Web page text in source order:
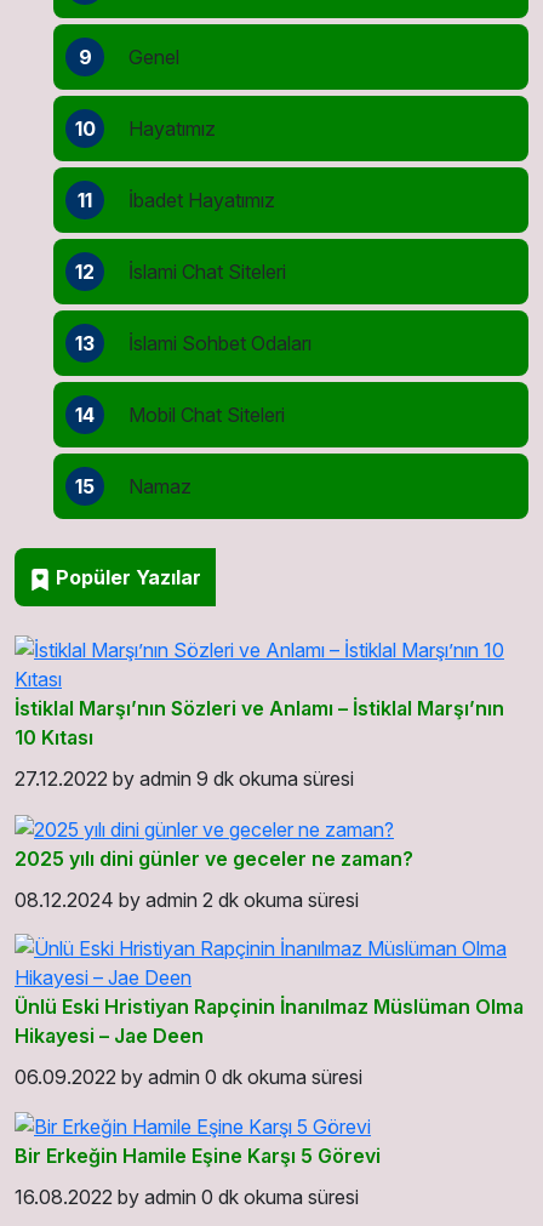
9 Genel
10 Hayatımız
11 İbadet Hayatımız
12 İslami Chat Siteleri
13 İslami Sohbet Odaları
14 Mobil Chat Siteleri
15 Namaz
Popüler Yazılar
İstiklal Marşı’nın Sözleri ve Anlamı – İstiklal Marşı’nın
10 Kıtası
27.12.2022 by admin 9 dk okuma süresi
2025 yılı dini günler ve geceler ne zaman?
08.12.2024 by admin 2 dk okuma süresi
Ünlü Eski Hristiyan Rapçinin İnanılmaz Müslüman Olma
Hikayesi – Jae Deen
06.09.2022 by admin 0 dk okuma süresi
Bir Erkeğin Hamile Eşine Karşı 5 Görevi
16.08.2022 by admin 0 dk okuma süresi